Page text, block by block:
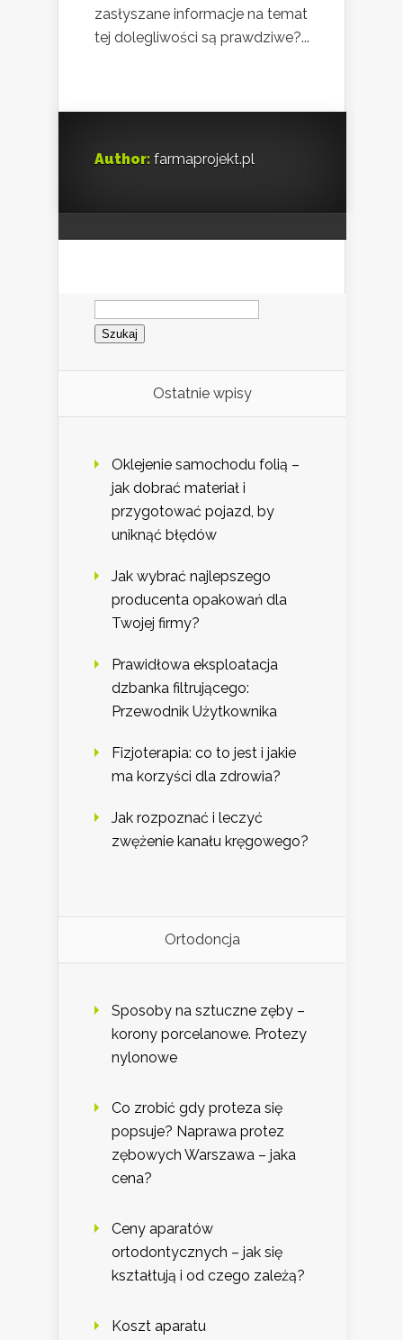
zasłyszane informacje na temat
tej dolegliwości są prawdziwe?...
Author: farmaprojekt.pl
Szukaj:
Ostatnie wpisy
Oklejenie samochodu folią –
jak dobrać materiał i
przygotować pojazd, by
uniknąć błędów
Jak wybrać najlepszego
producenta opakowań dla
Twojej firmy?
Prawidłowa eksploatacja
dzbanka filtrującego:
Przewodnik Użytkownika
Fizjoterapia: co to jest i jakie
ma korzyści dla zdrowia?
Jak rozpoznać i leczyć
zwężenie kanału kręgowego?
Ortodoncja
Sposoby na sztuczne zęby –
korony porcelanowe. Protezy
nylonowe
Co zrobić gdy proteza się
popsuje? Naprawa protez
zębowych Warszawa – jaka
cena?
Ceny aparatów
ortodontycznych – jak się
kształtują i od czego zależą?
Koszt aparatu